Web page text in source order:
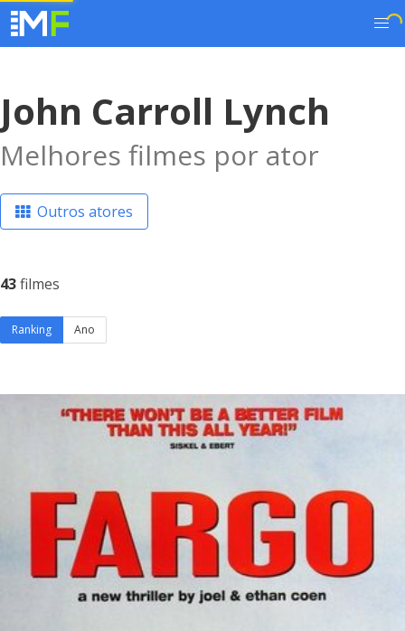
John Carroll Lynch
Melhores filmes por ator
Outros atores
43filmes
Ranking Ano